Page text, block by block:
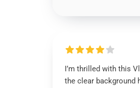
I’m thrilled with this
the clear background